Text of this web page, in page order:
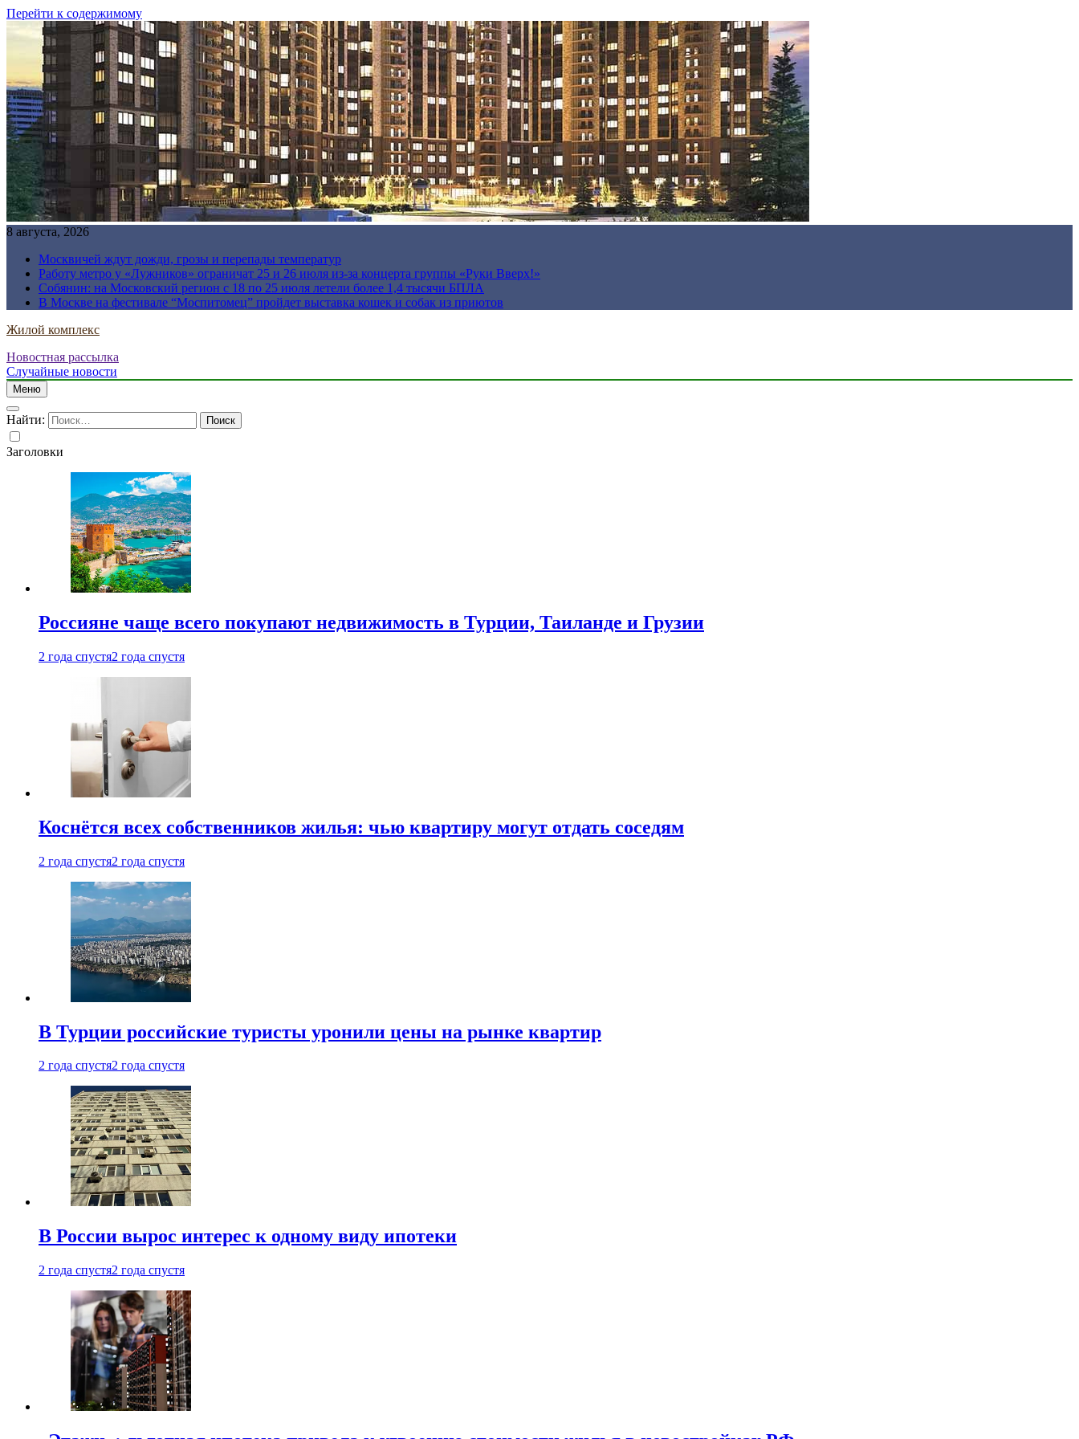
Перейти к содержимому
8 августа, 2026
Москвичей ждут дожди, грозы и перепады температур
Работу метро у «Лужников» ограничат 25 и 26 июля из-за концерта группы «Руки Вверх!»
Собянин: на Московский регион с 18 по 25 июля летели более 1,4 тысячи БПЛА
В Москве на фестивале “Моспитомец” пройдет выставка кошек и собак из приютов
Жилой комплекс
Новостная рассылка
Случайные новости
Меню
Найти:
Заголовки
Россияне чаще всего покупают недвижимость в Турции, Таиланде и Грузии
2 года спустя2 года спустя
Коснётся всех собственников жилья: чью квартиру могут отдать соседям
2 года спустя2 года спустя
В Турции российские туристы уронили цены на рынке квартир
2 года спустя2 года спустя
В России вырос интерес к одному виду ипотеки
2 года спустя2 года спустя